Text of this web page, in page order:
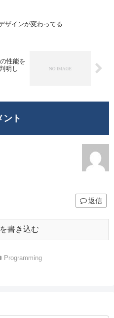
ザインが変わってる
性能を
明し
ント
返信
書き込む
Programming